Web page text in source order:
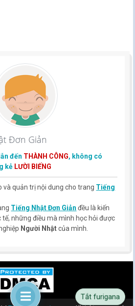
Tắt furigana
Đơn Giản
đến THÀNH CÔNG, không có
kẻ LƯỜI BIẾNG
và quản trị nội dung cho trang Tiếng
Tiếng Nhật Đơn Giản đều là kiến
những điều mà mình học hỏi được
Người Nhậtcủa mình.
mà mình có được sẽ giúp các bạn